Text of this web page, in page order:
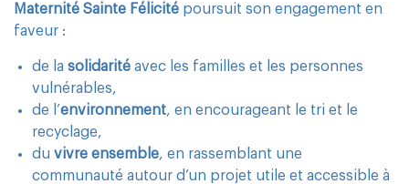
Maternité Sainte Félicité poursuit son engagement en
faveur :
de la solidarité avec les familles et les personnes
vulnérables,
de l’environnement, en encourageant le tri et le
recyclage,
du vivre ensemble, en rassemblant une
communauté autour d’un projet utile et accessible à